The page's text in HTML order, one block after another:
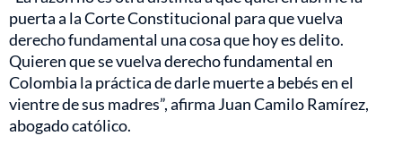
puerta a la Corte Constitucional para que vuelva
derecho fundamental una cosa que hoy es delito.
Quieren que se vuelva derecho fundamental en
Colombia la práctica de darle muerte a bebés en el
vientre de sus madres”, afirma Juan Camilo Ramírez,
abogado católico.